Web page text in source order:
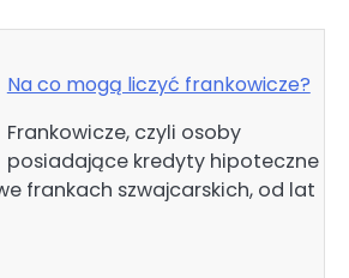
Na co mogą liczyć frankowicze?
Frankowicze, czyli osoby
posiadające kredyty hipoteczne
frankach szwajcarskich, od lat